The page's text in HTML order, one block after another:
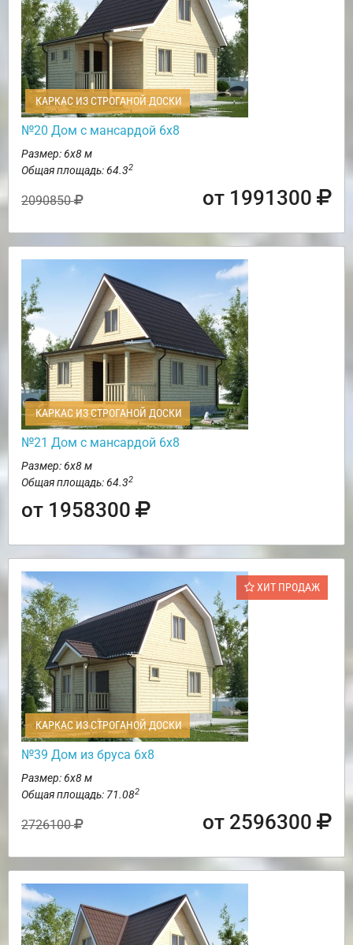
КАРКАС ИЗ СТРОГАНОЙ ДОСКИ
№20 Дом с мансардой 6х8
Размер: 6х8 м
Общая площадь: 64.32
2090850 от 1991300
КАРКАС ИЗ СТРОГАНОЙ ДОСКИ
№21 Дом с мансардой 6х8
Размер: 6х8 м
Общая площадь: 64.32
от 1958300
ХИТ ПРОДАЖ
КАРКАС ИЗ СТРОГАНОЙ ДОСКИ
№39 Дом из бруса 6х8
Размер: 6х8 м
Общая площадь: 71.082
2726100 от 2596300